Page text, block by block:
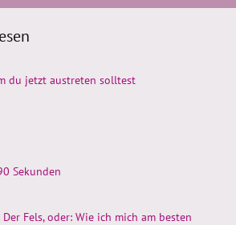
du jetzt austreten solltest
Sekunden
Fels, oder: Wie ich mich am besten